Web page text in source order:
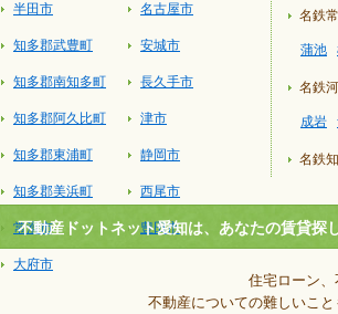
半田市
知多郡武豊町
知多郡南知多町
知多郡阿久比町
知多郡東浦町
知多郡美浜町
常滑市
大府市
名古屋市
安城市
長久手市
津市
静岡市
西尾市
豊田市
名鉄
蒲池
名鉄
成岩
名鉄
不動産ドットネット愛知は、あなたの賃貸探
住宅ローン、
不動産についての難しいこ